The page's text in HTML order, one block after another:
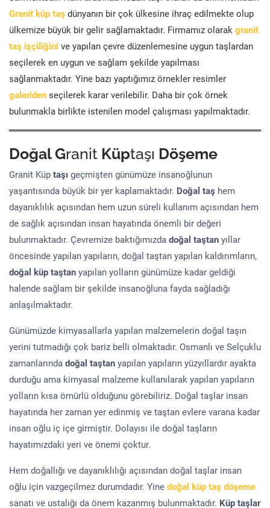
Granit küp taş dünyanın bir çok ülkesine ihraç edilmekte olup
ülkemize büyük bir gelir sağlamaktadır. Firmamız olarak granit
taş işçiliğini ve yapılan çevre düzenlemesine uygun taşlardan
seçilerek en uygun ve sağlam şekilde yapılması
sağlanmaktadır. Yine bazı yaptığımız örnekler resimler
galeriden seçilerek karar verilebilir. Daha bir çok örnek
bulunmakla birlikte istenilen model çalışması yapılmaktadır.
Doğal Granit Küptaşı Döşeme
Granit Küp taşı geçmişten günümüze insanoğlunun
yaşantısında büyük bir yer kaplamaktadır. Doğal taş hem
dayanıklılık açısından hem uzun süreli kullanım açısından hem
de sağlık açısından insan hayatında önemli bir değeri
bulunmaktadır. Çevremize baktığımızda doğal taştan yıllar
öncesinde yapılan yapıların, doğal taştan yapılan kaldırımların,
doğal küp taştan yapılan yolların günümüze kadar geldiği
halende sağlam bir şekilde insanoğluna fayda sağladığı
anlaşılmaktadır.
Günümüzde kimyasallarla yapılan malzemelerin doğal taşın
yerini tutmadığı çok bariz belli olmaktadır. Osmanlı ve Selçuklu
zamanlarında doğal taştan yapılan yapıların yüzyıllardır ayakta
durduğu ama kimyasal malzeme kullanılarak yapılan yapıların
yolların kısa ömürlü olduğunu görebiliriz. Doğal taşlar insan
hayatında her zaman yer edinmiş ve taştan evlere varana kadar
insan oğlu iç içe girmiştir. Dolayısı ile doğal taşların
hayatımızdaki yeri ve önemi çoktur.
Hem doğallığı ve dayanıklılığı açısından doğal taşlar insan
oğlu için vazgeçilmez durumdadır. Yine doğal küp taş döşeme
sanatı ve ustalığı da önem kazanmış bulunmaktadır. Küp taşlar